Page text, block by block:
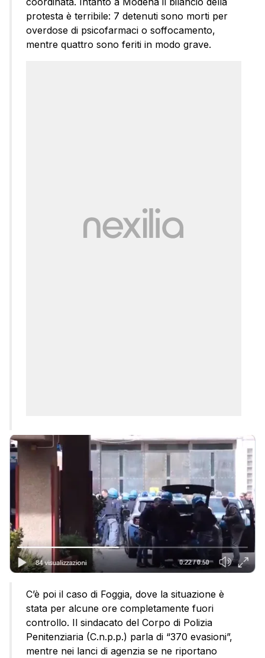
protesta è terribile: 7 detenuti sono morti per
overdose di psicofarmaci o soffocamento,
mentre quattro sono feriti in modo grave.
C’è poi il caso di Foggia, dove la situazione è
stata per alcune ore completamente fuori
controllo. Il sindacato del Corpo di Polizia
Penitenziaria (C.n.p.p.) parla di “370 evasioni”,
mentre nei lanci di agenzia se ne riportano